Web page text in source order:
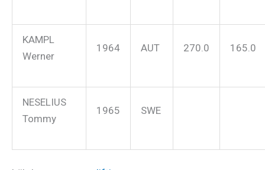
KAMPL
Werner
1964 AUT 270.0 165.0
NESELIUS
Tommy
1965 SWE